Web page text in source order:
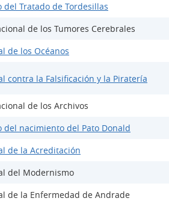
del Tratado de Tordesillas
de los Tumores Cerebrales
de los Océanos
contra la Falsificación y la Piratería
de los Archivos
del nacimiento del Pato Donald
de la Acreditación
del Modernismo
de la Enfermedad de Andrade